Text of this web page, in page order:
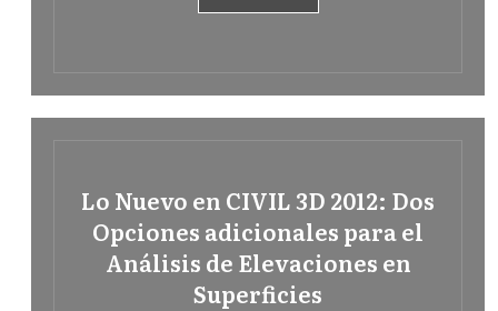
Lo Nuevo en CIVIL 3D 2012: Dos
Opciones adicionales para el
Análisis de Elevaciones en
Superficies